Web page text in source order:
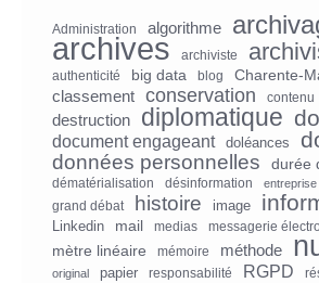
Administration algorithme
archives archiviste
authenticité big data blog
Charente-
classement
conservation contenu
destruction
diplomatique
document engageant doléances
données personnelles durée
dématérialisation désinformation entreprise
grand débat histoire image
Linkedin mail medias messagerie
mètre linéaire mémoire méthode
original papier responsabilité RGPD